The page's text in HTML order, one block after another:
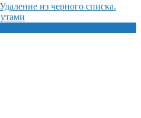
из черного списка.